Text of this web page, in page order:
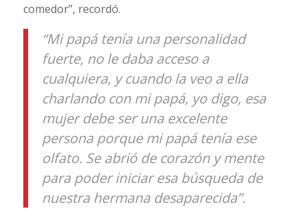
comedor”, recordó.
“Mi papá tenía una personalidad
fuerte, no le daba acceso a
cualquiera, y cuando la veo a ella
charlando con mi papá, yo digo, esa
mujer debe ser una excelente
persona porque mi papá tenía ese
olfato. Se abrió de corazón y mente
para poder iniciar esa búsqueda de
nuestra hermana desaparecida”.